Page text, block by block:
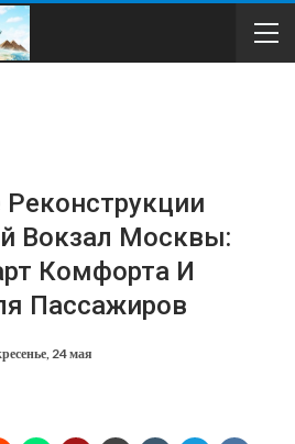
Вокзал Москвы:
Комфорта И
Пассажиров
24 мая